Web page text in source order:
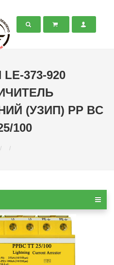
LE-373-920
(УЗИП) PP BC
100